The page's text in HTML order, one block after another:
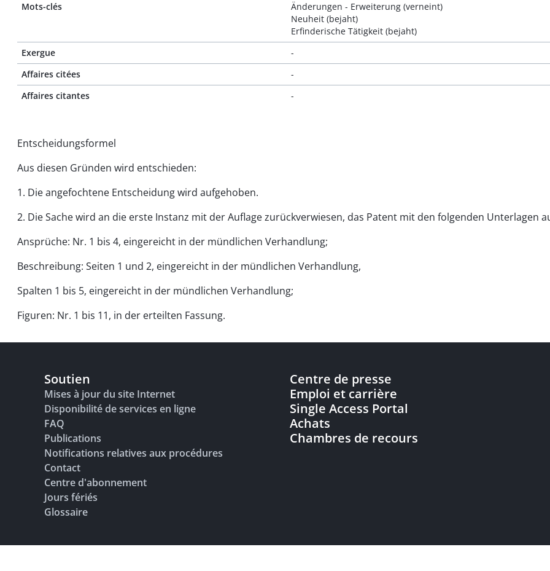
Mots-clés
Änderungen - Erweiterung (verneint)
Neuheit (bejaht)
Erfinderische Tätigkeit (bejaht)
Exergue
-
Affaires citées
-
Affaires citantes
-
Entscheidungsformel
Aus diesen Gründen wird entschieden:
1. Die angefochtene Entscheidung wird aufgehoben.
2. Die Sache wird an die erste Instanz mit der Auflage zurückverwiesen, das Patent mit den folgenden Unterlagen
Ansprüche: Nr. 1 bis 4, eingereicht in der mündlichen Verhandlung;
Beschreibung: Seiten 1 und 2, eingereicht in der mündlichen Verhandlung,
Spalten 1 bis 5, eingereicht in der mündlichen Verhandlung;
Figuren: Nr. 1 bis 11, in der erteilten Fassung.
Soutien
Mises à jour du site Internet
Disponibilité de services en ligne
FAQ
Publications
Notifications relatives aux procédures
Contact
Centre d'abonnement
Jours fériés
Glossaire
Centre de presse
Emploi et carrière
Single Access Portal
Achats
Chambres de recours